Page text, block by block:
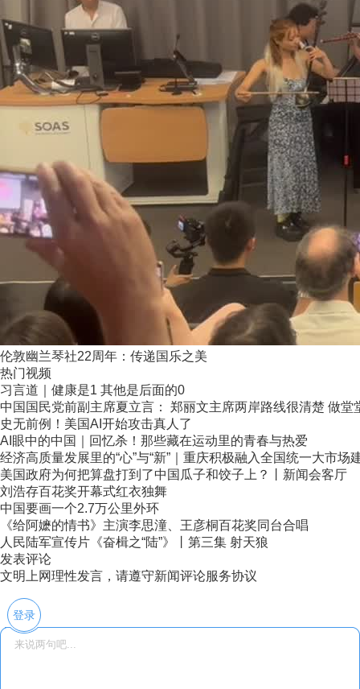
伦敦幽兰琴社22周年：传递国乐之美
热门视频
习言道｜健康是1 其他是后面的0
中国国民党前副主席夏立言： 郑丽文主席两岸路线很清楚 做堂
史无前例！美国AI开始攻击真人了
AI眼中的中国｜回忆杀！那些藏在运动里的青春与热爱
经济高质量发展里的“心”与“新”｜重庆积极融入全国统一大市场
美国政府为何把算盘打到了中国瓜子和饺子上？丨新闻会客厅
刘浩存百花奖开幕式红衣独舞
中国要画一个2.7万公里外环
《给阿嬷的情书》主演李思潼、王彦桐百花奖同台合唱
人民陆军宣传片《奋楫之“陆”》丨第三集 射天狼
发表评论
文明上网理性发言，请遵守新闻评论服务协议
登录